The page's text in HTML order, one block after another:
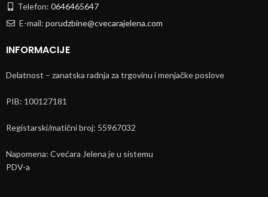
Telefon: 0646465647
E-mail: porudzbine@cvecarajelena.com
INFORMACIJE
Delatnost – zanatska radnja za trgovinu i menjačke poslove
PIB: 100127181
Registarski/matični broj: 55967032
Napomena: Cvećara Jelena je u sistemu
PDV-a